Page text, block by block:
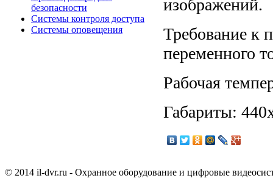
безопасности
Системы контроля доступа
Системы оповещения
изображений.
Требование к
переменного
Рабочая
Габариты:
© 2014 il-dvr.ru - Охранное оборудование и цифровые